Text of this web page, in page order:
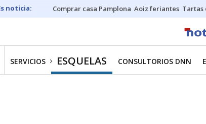
Comprar casa Pamplona Aoiz feriantes Tartas
SERVICIOS ESQUELAS CONSULTORIOS DNN